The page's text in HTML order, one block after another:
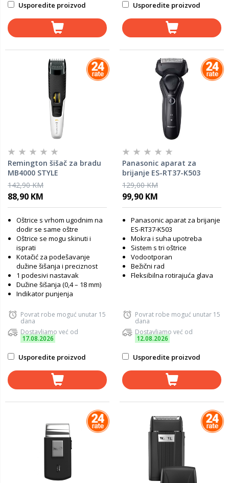
Usporedite proizvod Usporedite proizvod
Remington šišač za bradu
MB4000 STYLE
142,90 KM
88,90 KM
Oštrice s vrhom ugodnim na
dodir se same oštre
Oštrice se mogu skinuti i
isprati
Kotačić za podešavanje
dužine šišanja i preciznost
1 podesivi nastavak
Dužine šišanja (0,4 – 18 mm)
Indikator punjenja
Povrat robe moguć unutar 15
dana
Dostavljamo već od
17.08.2026
Usporedite proizvod
Panasonic aparat za
brijanje ES-RT37-K503
129,00 KM
99,90 KM
Panasonic aparat za brijanje
ES-RT37-K503
Mokra i suha upotreba
Sistem s tri oštrice
Vodootporan
Bežični rad
Fleksibilna rotirajuća glava
Povrat robe moguć unutar 15
dana
Dostavljamo već od
12.08.2026
Usporedite proizvod